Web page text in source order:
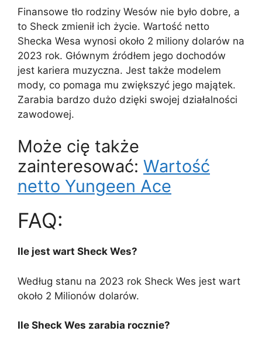
Finansowe tło rodziny Wesów nie było dobre, a
to Sheck zmienił ich życie. Wartość netto
Shecka Wesa wynosi około 2 miliony dolarów na
2023 rok. Głównym źródłem jego dochodów
jest kariera muzyczna. Jest także modelem
mody, co pomaga mu zwiększyć jego majątek.
Zarabia bardzo dużo dzięki swojej działalności
zawodowej.
Może cię także
zainteresować: Wartość
netto Yungeen Ace
FAQ:
Ile jest wart Sheck Wes?
Według stanu na 2023 rok Sheck Wes jest wart
około 2 Milionów dolarów.
Ile Sheck Wes zarabia rocznie?